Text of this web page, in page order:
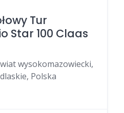
Tur
Star 100 Claas
wysokomazowiecki,
Polska